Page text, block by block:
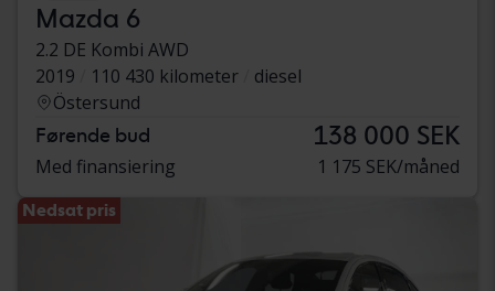
Mazda 6
2.2 DE Kombi AWD
2019
110 430 kilometer
diesel
Östersund
Førende bud 138 000 SEK
Med finansiering 1 175 SEK/måned
Nedsat pris